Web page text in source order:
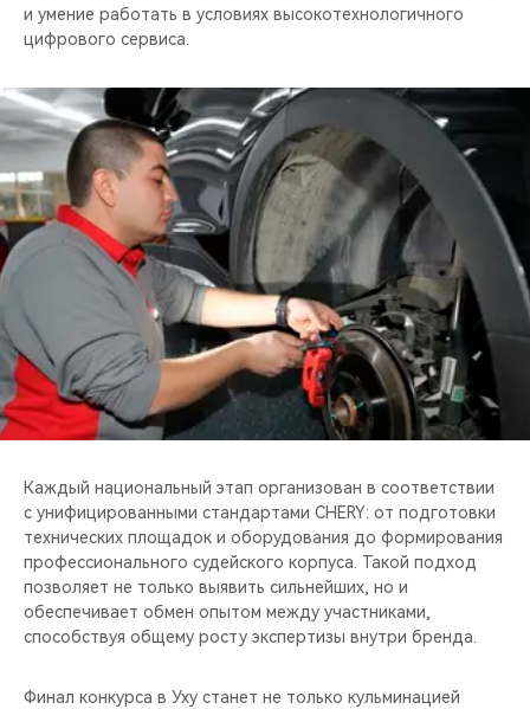
и умение работать в условиях высокотехнологичного
цифрового сервиса.
Каждый национальный этап организован в соответствии
с унифицированными стандартами CHERY: от подготовки
технических площадок и оборудования до формирования
профессионального судейского корпуса. Такой подход
позволяет не только выявить сильнейших, но и
обеспечивает обмен опытом между участниками,
способствуя общему росту экспертизы внутри бренда.
Финал конкурса в Уху станет не только кульминацией